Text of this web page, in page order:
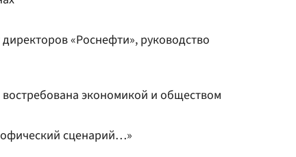
«Роснефти», руководство
экономикой и обществом
сценарий…»